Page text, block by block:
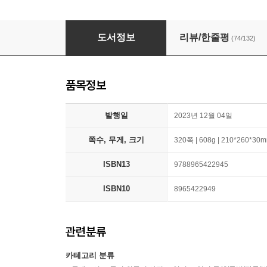
해석이 쉬워지는 해커스 구문독해 100
도서정보 리뷰/한줄평 (74/132)
품목정보
발행일 2023년 12월 04일
쪽수, 무게, 크기 320쪽 | 608g |
ISBN13 9788965422945
ISBN10 8965422949
관련분류
카테고리 분류